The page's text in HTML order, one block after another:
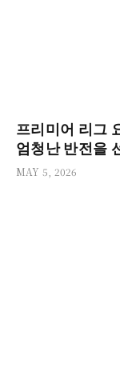
프리미어 리그
엄청난 반전을
MAY 5, 2026